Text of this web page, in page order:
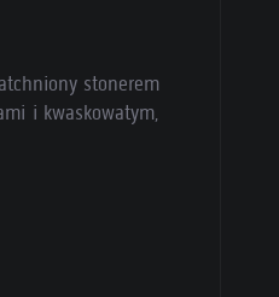
stonerem
i kwaskowatym,